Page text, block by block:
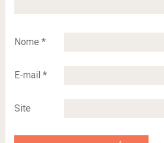
Nome *
E-mail *
Site